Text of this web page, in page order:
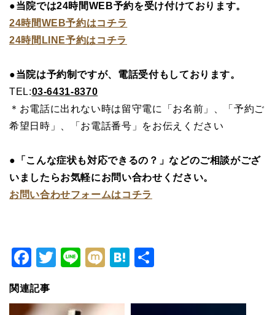
●当院では24時間WEB予約を受け付けております。
24時間WEB予約はコチラ
24時間LINE予約はコチラ
●当院は予約制ですが、電話受付もしております。
TEL:03-6431-8370
＊お電話に出れない時は留守電に「お名前」、「予約ご
希望日時」、「お電話番号」をお伝えください
●「こんな症状も対応できるの？」などのご相談がござ
いましたらお気軽にお問い合わせください。
お問い合わせフォームはコチラ
Facebook
Twitter
LineMixiHatena
関連記事